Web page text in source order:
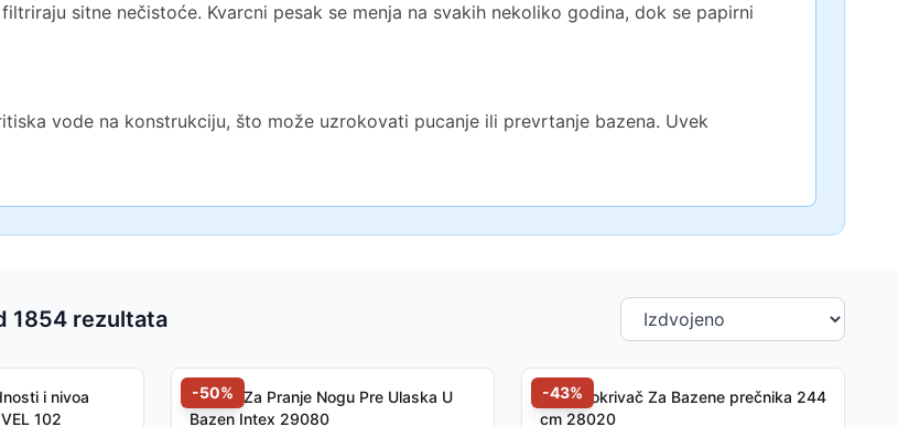
sitne nečistoće. Kvarcni pesak se menja na svakih nekoliko godina, dok se papirni
vode na konstrukciju, što može uzrokovati pucanje ili prevrtanje bazena. Uvek
1854 rezultata
i nivoa
102
-50%
Kadica Za Pranje Nogu Pre Ulaska U
Bazen Intex 29080
-43%
Intex Pokrivač Za Bazene prečnika 244
cm 28020